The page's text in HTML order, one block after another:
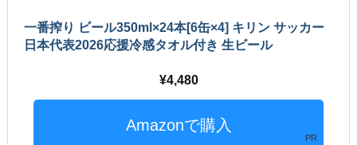
一番搾り ビール350ml×24本[6缶×4] キリン サッカー
日本代表2026応援冷感タオル付き 生ビール
4,480
PR